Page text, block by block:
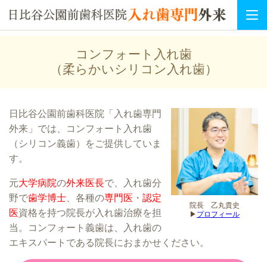
コンフォート入れ歯
（柔らかいシリコン入れ歯）
院長 乙丸貴史
▶ プロフィール
日比谷公園前歯科医院「入れ歯専門
外来」では、コンフォート入れ歯
（シリコン義歯）をご提供していま
す。
元大学病院の外来医長で、入れ歯分
野で歯学博士 、各種の専門医 ・ 認定
医資格を持つ院長が入れ歯治療を担
当。コンフォート義歯は、入れ歯の
エキスパートである院長におまかせください。